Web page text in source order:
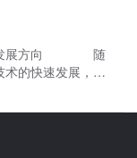
。它采用地坑收
位置进行冷却，并
一炉工作。 我
。消除了真空速凝
发展方向 随
的快速发展，真